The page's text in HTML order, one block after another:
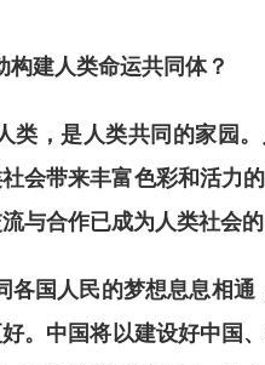
构建人类命运共同体？
类，是人类共同的家园
会带来丰富色彩和活力
与合作已成为人类社会
各国人民的梦想息息相
。 中国将以建设好中国